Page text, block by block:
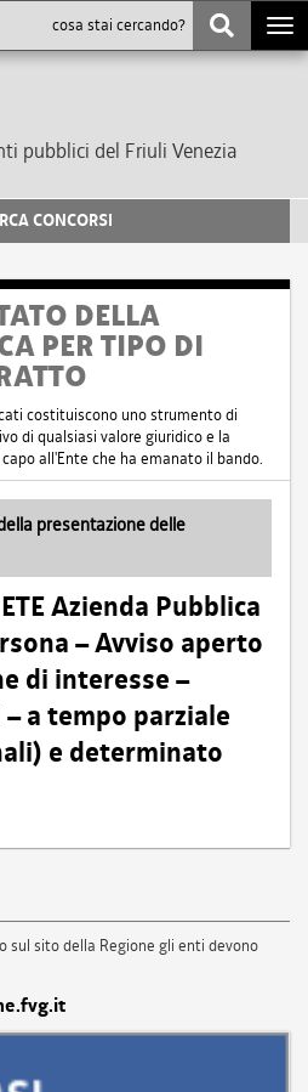
pubblici del Friuli Venezia
CONCORSI
DELLA
PER TIPO DI
costituiscono uno strumento di
di qualsiasi valore giuridico e la
all'Ente che ha emanato il bando.
presentazione delle
Azienda Pubblica
– Avviso aperto
di interesse –
– a tempo parziale
e determinato
sul sito della Regione gli enti devono